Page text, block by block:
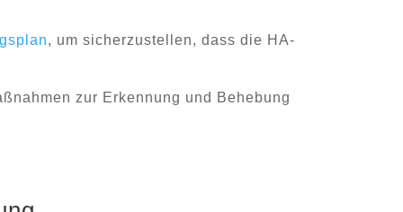
, um sicherzustellen, dass die HA-
zur Erkennung und Behebung